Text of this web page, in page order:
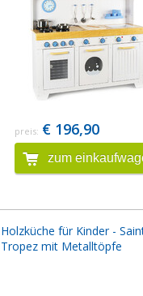
preis: € 196,90
zum
Holzküche für Kinder -
Tropez mit Metalltöpfe